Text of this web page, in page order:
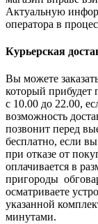
Актуальную
оператора в
Курьерская
Вы можете
который прибудет
с 10.00 до 22.00,
возможность
позвонит перед
бесплатно, если
при отказе от
оплачивается в
пригороды
осматриваете
указанной
минутами.